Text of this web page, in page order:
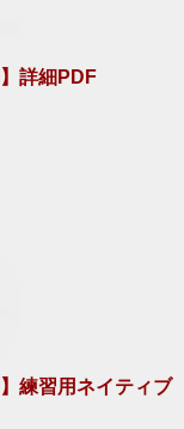
詳細PDF
練習用ネイティブ